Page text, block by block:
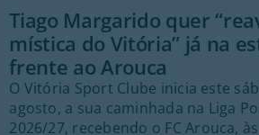
Tiago Margarido quer
mística do Vitória” já na
frente ao Arouca
O Vitória Sport Clube inicia este
agosto, a sua caminhada na Liga
2026/27, recebendo o FC Arouca,